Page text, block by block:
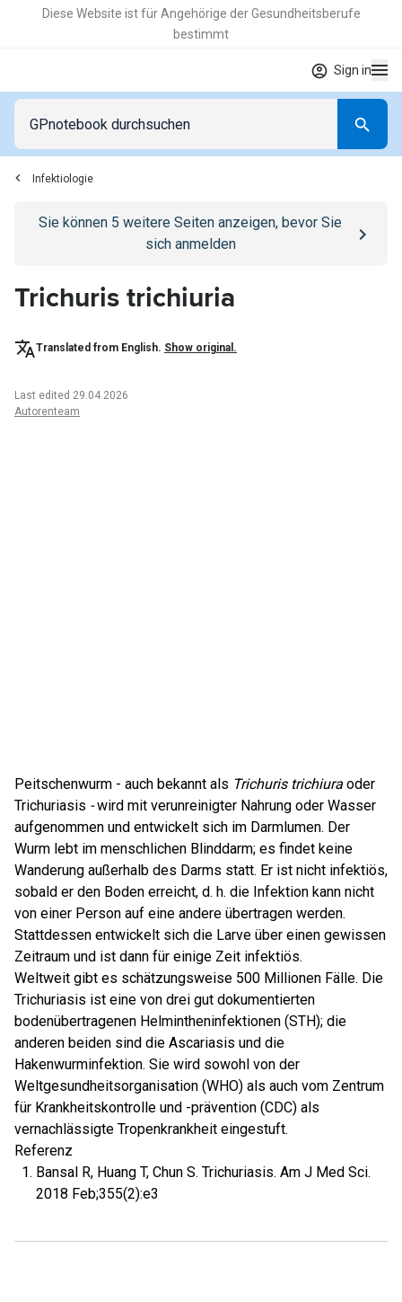
Diese Website ist für Angehörige der Gesundheitsberufe
bestimmt
Sign in
Infektiologie
Go to/anmeldenpage
Sie können 5 weitere Seiten anzeigen, bevor Sie
sich anmelden
Trichuris trichiuria
Translated from English. Show original.
Last edited 29.04.2026
Autorenteam
Peitschenwurm - auch bekannt als Trichuris trichiura oder
Trichuriasis -wird mit verunreinigter Nahrung oder Wasser
aufgenommen und entwickelt sich im Darmlumen. Der
Wurm lebt im menschlichen Blinddarm; es findet keine
Wanderung außerhalb des Darms statt. Er ist nicht infektiös,
sobald er den Boden erreicht, d. h. die Infektion kann nicht
von einer Person auf eine andere übertragen werden.
Stattdessen entwickelt sich die Larve über einen gewissen
Zeitraum und ist dann für einige Zeit infektiös.
Weltweit gibt es schätzungsweise 500 Millionen Fälle. Die
Trichuriasis ist eine von drei gut dokumentierten
bodenübertragenen Helmintheninfektionen (STH); die
anderen beiden sind die Ascariasis und die
Hakenwurminfektion. Sie wird sowohl von der
Weltgesundheitsorganisation (WHO) als auch vom Zentrum
für Krankheitskontrolle und -prävention (CDC) als
vernachlässigte Tropenkrankheit eingestuft.
Referenz
Bansal R, Huang T, Chun S. Trichuriasis. Am J Med Sci.
2018 Feb;355(2):e3